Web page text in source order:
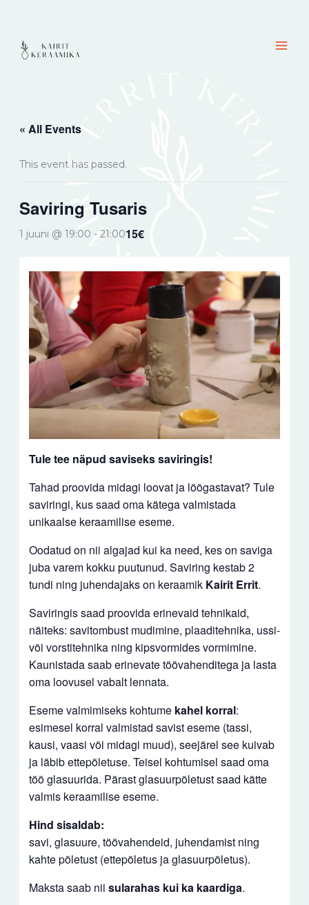
content
« All Events
This event has passed.
Saviring Tusaris
1 juuni @ 19:00 - 21:0015€
Tule tee näpud saviseks saviringis!
Tahad proovida midagi loovat ja lõõgastavat? Tule
saviringi, kus saad oma kätega valmistada
unikaalse keraamilise eseme.
Oodatud on nii algajad kui ka need, kes on saviga
juba varem kokku puutunud. Saviring kestab 2
tundi ning juhendajaks on keraamik Kairit Errit.
Saviringis saad proovida erinevaid tehnikaid,
näiteks: savitombust mudimine, plaaditehnika, ussi-
või vorstitehnika ning kipsvormides vormimine.
Kaunistada saab erinevate töövahenditega ja lasta
oma loovusel vabalt lennata.
Eseme valmimiseks kohtume kahel korral:
esimesel korral valmistad savist eseme (tassi,
kausi, vaasi või midagi muud), seejärel see kuivab
ja läbib ettepõletuse. Teisel kohtumisel saad oma
töö glasuurida. Pärast glasuurpõletust saad kätte
valmis keraamilise eseme.
Hind sisaldab:
savi, glasuure, töövahendeid, juhendamist ning
kahte põletust (ettepõletus ja glasuurpõletus).
Maksta saab nii sularahas kui ka kaardiga.